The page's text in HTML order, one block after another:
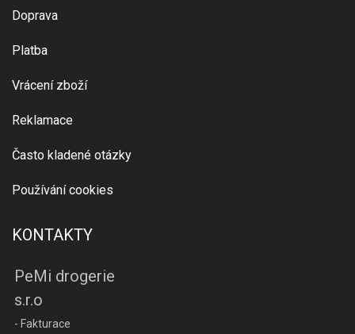
Doprava
Platba
Vrácení zboží
Reklamace
Často kladené otázky
Používání cookies
KONTAKTY
PeMi drogerie
s.r.o
- Fakturace